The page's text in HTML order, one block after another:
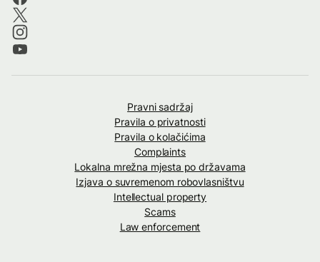
Pravni sadržaj
Pravila o privatnosti
Pravila o kolačićima
Complaints
Lokalna mrežna mjesta po državama
Izjava o suvremenom robovlasništvu
Intellectual property
Scams
Law enforcement